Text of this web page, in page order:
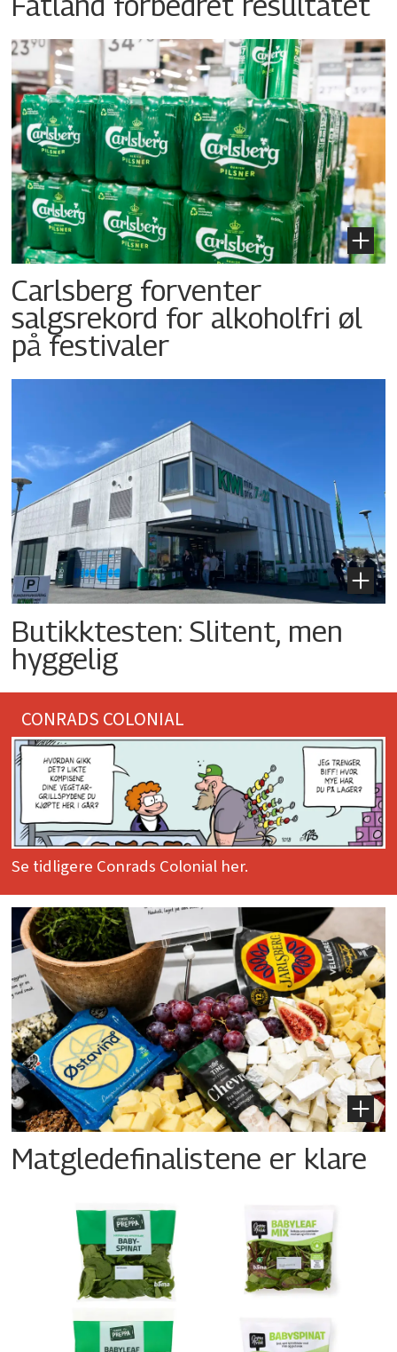
Carlsberg forventer
salgsrekord for alkoholfri øl
på festivaler
Butikktesten: Slitent, men
hyggelig
CONRADS COLONIAL
Se tidligere Conrads Colonial her.
Matgledefinalistene er klare